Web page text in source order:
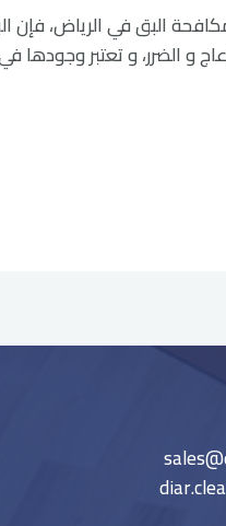
لان عندما يتعلق الأمر بمكافحة
و تعتبر وجودها في